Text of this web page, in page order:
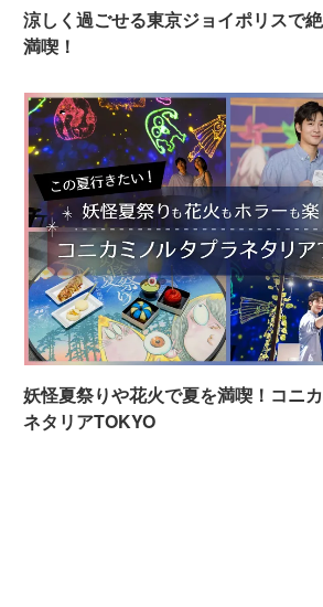
涼しく過ごせる東京ジョイポリスで
満喫！
妖怪夏祭りや花火で夏を満喫！コニ
ネタリアTOKYO